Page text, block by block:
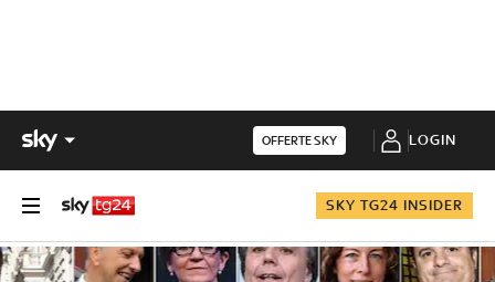
OFFERTE SKY LOGIN
SKY TG24 INSIDER